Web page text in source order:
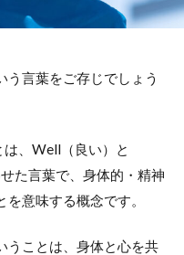
う言葉をご存じでしょう
、Well（良い）と
た言葉で、身体的・精神
意味する概念です。
うことは、身体と心を共